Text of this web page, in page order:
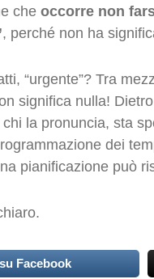
che occorre non
, perché non ha
“urgente”? Tra
significa nulla!
la pronuncia, sta
dei
pianificazione può
Facebook